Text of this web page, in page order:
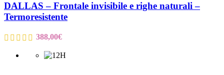
DALLAS – Frontale invisibile e righe naturali –
Termoresistente
388,00€